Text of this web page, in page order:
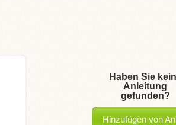
Haben Sie
Anleitung
gefunden?
Hinzufügen von